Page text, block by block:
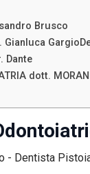
Brusco
Dante
dott.